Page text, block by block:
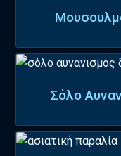
Σόλο